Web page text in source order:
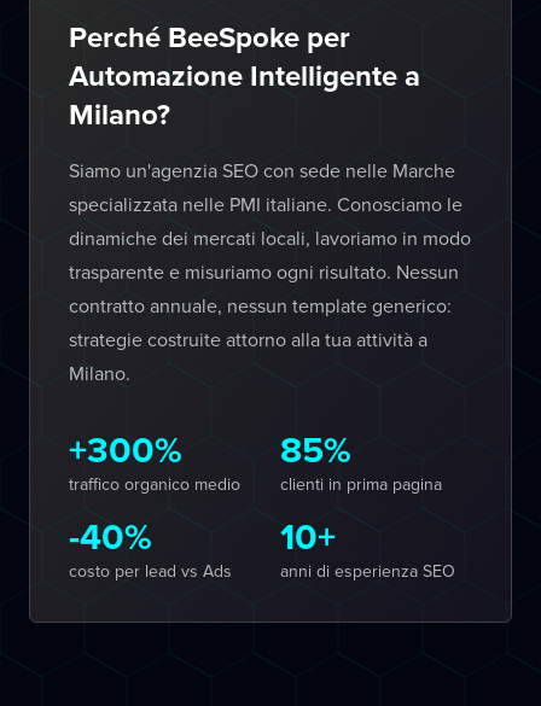
Perché BeeSpoke per
Automazione Intelligente a
Milano?
Siamo un'agenzia SEO con sede nelle Marche
specializzata nelle PMI italiane. Conosciamo le
dinamiche dei mercati locali, lavoriamo in modo
trasparente e misuriamo ogni risultato. Nessun
contratto annuale, nessun template generico:
strategie costruite attorno alla tua attività a
Milano.
+300%
traffico organico medio
85%
clienti in prima pagina
-40%
costo per lead vs Ads
10+
anni di esperienza SEO